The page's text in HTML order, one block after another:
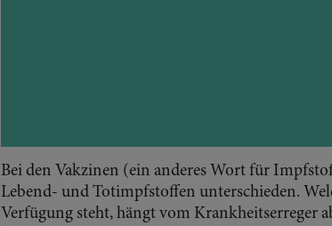
Bei den Vakzinen (ein anderes Wort für
Lebend- und Totimpfstoffen unterschieden.
Verfügung steht, hängt vom Krankheitserreger